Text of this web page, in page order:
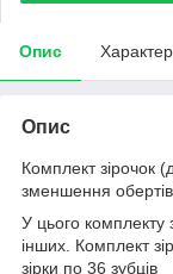
Опис
Опис
Комплект зірочок
зменшення
У цього комплекту
інших. Комплект
зірки по 36 зубців